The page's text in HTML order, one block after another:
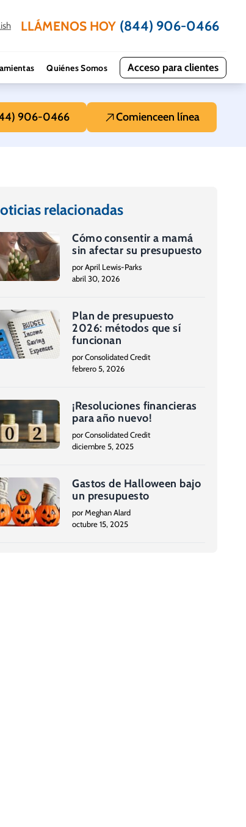
LLÁMENOS HOY (844) 906-0466
Quiénes Somos Acceso para clientes
906-0466 Comienceen línea
relacionadas
Cómo consentir a mamá
sin afectar su presupuesto
por April Lewis-Parks
abril 30, 2026
Plan de presupuesto
2026: métodos que sí
funcionan
por Consolidated Credit
febrero 5, 2026
¡Resoluciones financieras
para año nuevo!
por Consolidated Credit
diciembre 5, 2025
Gastos de Halloween bajo
un presupuesto
por Meghan Alard
octubre 15, 2025